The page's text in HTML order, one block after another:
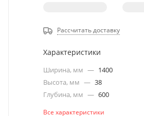
Рассчитать доставку
Характеристики
Ширина, мм — 1400
Высота, мм — 38
Глубина, мм — 600
Все характеристики